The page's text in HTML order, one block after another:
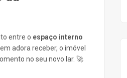
entre o espaço interno
adora receber, o imóvel
no seu novo lar. 🚀